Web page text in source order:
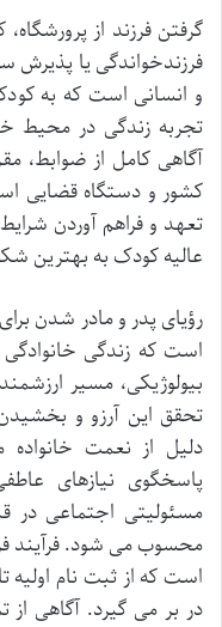
گرفتن فرزند از
فرزندخواندگی یا پذیرش
و انسانی است که به
تجربه زندگی در محیط
آگاهی کامل از ضوابط،
کشور و دستگاه قضایی
تعهد و فراهم آوردن
عالیه کودک به بهترین
رؤیای پدر و مادر شدن
است که زندگی خانوادگی
بیولوژیکی، مسیر
تحقق این آرزو و
دلیل از نعمت خانواده
پاسخگوی نیازهای
مسئولیتی اجتماعی در
محسوب می شود. فرآیند
است که از ثبت نام
در بر می گیرد. آگاهی از